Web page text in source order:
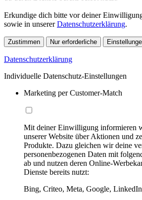
Erkundige dich bitte vor deiner
sowie in unsererDatenschutzerklärung.
Zustimmen Nur erforderliche
Datenschutzerklärung
Individuelle Datenschutz-Einstellungen
Marketing per Customer-Match
Mit deiner Einwilligung informieren
unserer Website über Aktionen und
Produkte. Dazu gleichen wir deine
personenbezogenen Daten mit
ab und nutzen deren Online-
Dienste bereits nutzt:
Bing, Criteo, Meta, Google,